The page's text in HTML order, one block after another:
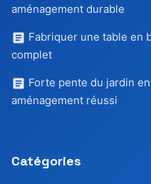
aménagement durable
Fabriquer une table en
complet
Forte pente du jardin
aménagement réussi
Catégories